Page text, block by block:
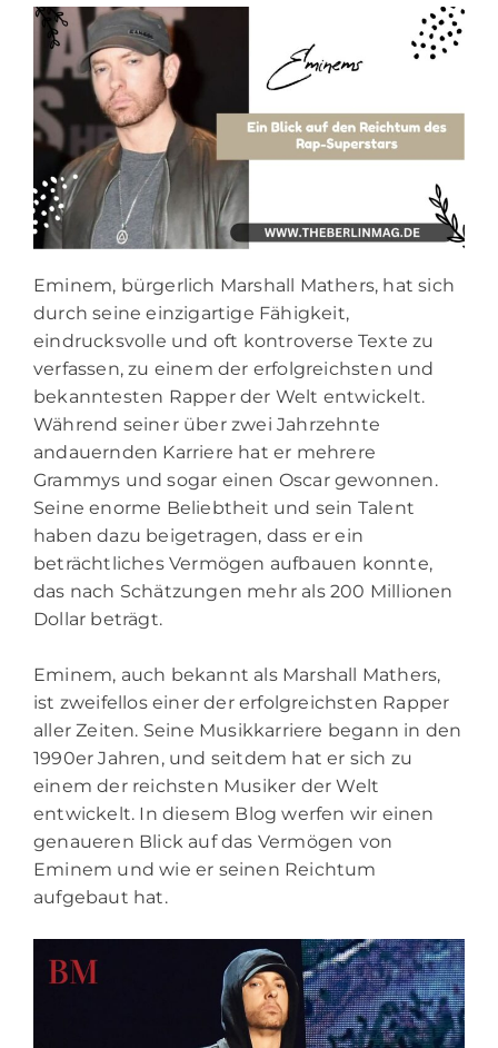
Eminem, bürgerlich Marshall Mathers, hat sich
durch seine einzigartige Fähigkeit,
eindrucksvolle und oft kontroverse Texte zu
verfassen, zu einem der erfolgreichsten und
bekanntesten Rapper der Welt entwickelt.
Während seiner über zwei Jahrzehnte
andauernden Karriere hat er mehrere
Grammys und sogar einen Oscar gewonnen.
Seine enorme Beliebtheit und sein Talent
haben dazu beigetragen, dass er ein
beträchtliches Vermögen aufbauen konnte,
das nach Schätzungen mehr als 200 Millionen
Dollar beträgt.
Eminem, auch bekannt als Marshall Mathers,
ist zweifellos einer der erfolgreichsten Rapper
aller Zeiten. Seine Musikkarriere begann in den
1990er Jahren, und seitdem hat er sich zu
einem der reichsten Musiker der Welt
entwickelt. In diesem Blog werfen wir einen
genaueren Blick auf das Vermögen von
Eminem und wie er seinen Reichtum
aufgebaut hat.